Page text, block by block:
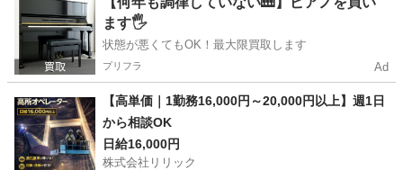
ます🖐️
状態が悪くてもOK！最大限買取します
プリフラ Ad
【高単価｜1勤務16,000円～20,000円以上】週1日
から相談OK
日給16,000円
株式会社リリック